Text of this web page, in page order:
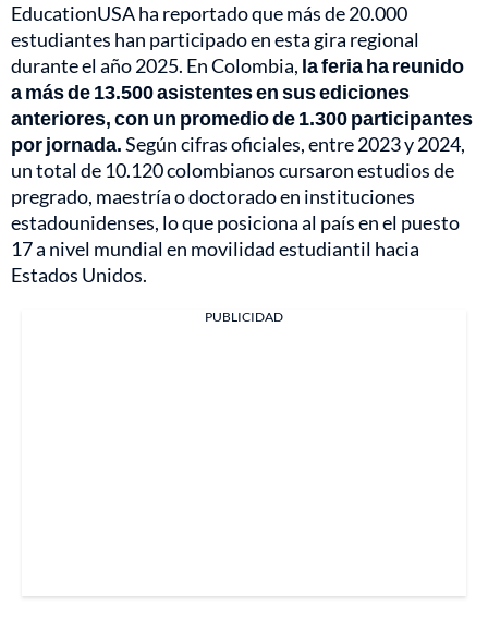
EducationUSA ha reportado que más de 20.000
estudiantes han participado en esta gira regional
durante el año 2025. En Colombia, la feria ha reunido
a más de 13.500 asistentes en sus ediciones
anteriores, con un promedio de 1.300 participantes
por jornada.Según cifras oficiales, entre 2023 y 2024,
un total de 10.120 colombianos cursaron estudios de
pregrado, maestría o doctorado en instituciones
estadounidenses, lo que posiciona al país en el puesto
17 a nivel mundial en movilidad estudiantil hacia
Estados Unidos.
PUBLICIDAD